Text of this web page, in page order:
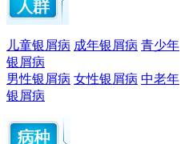
儿童银屑病 成年银屑病 青少年
银屑病
男性银屑病 女性银屑病 中老年
银屑病